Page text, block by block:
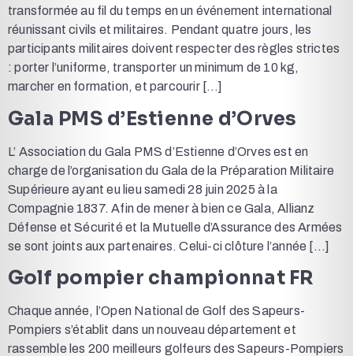
transformée au fil du temps en un événement international
réunissant civils et militaires. Pendant quatre jours, les
participants militaires doivent respecter des règles strictes
: porter l’uniforme, transporter un minimum de 10 kg,
marcher en formation, et parcourir […]
Gala PMS d’Estienne d’Orves
L’ Association du Gala PMS d’Estienne d’Orves est en
charge de l’organisation du Gala de la Préparation Militaire
Supérieure ayant eu lieu samedi 28 juin 2025 à la
Compagnie 1837. Afin de mener à bien ce Gala, Allianz
Défense et Sécurité et la Mutuelle d’Assurance des Armées
se sont joints aux partenaires. Celui-ci clôture l’année […]
Golf pompier championnat FR
Chaque année, l’Open National de Golf des Sapeurs-
Pompiers s’établit dans un nouveau département et
rassemble les 200 meilleurs golfeurs des Sapeurs-Pompiers